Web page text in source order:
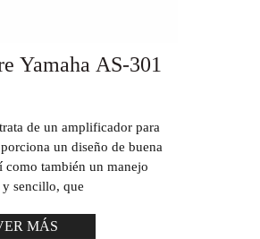
Yamaha AS-301
de un amplificador para
un diseño de buena
como también un manejo
sencillo, que
MÁS